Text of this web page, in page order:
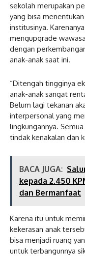
sekolah merupakan
yang bisa
institusinya.
mengupgrade
dengan
anak-anak saat ini.
“Ditengah tingginya
anak-anak sangat
Belum lagi tekanan
interpersonal yang
lingkungannya.
tindak kenakalan dan
BACA JUGA:
kepada 2.450
dan Bermanfaat
Karena itu untuk
kekerasan anak
bisa menjadi ruang
untuk terbangunnya